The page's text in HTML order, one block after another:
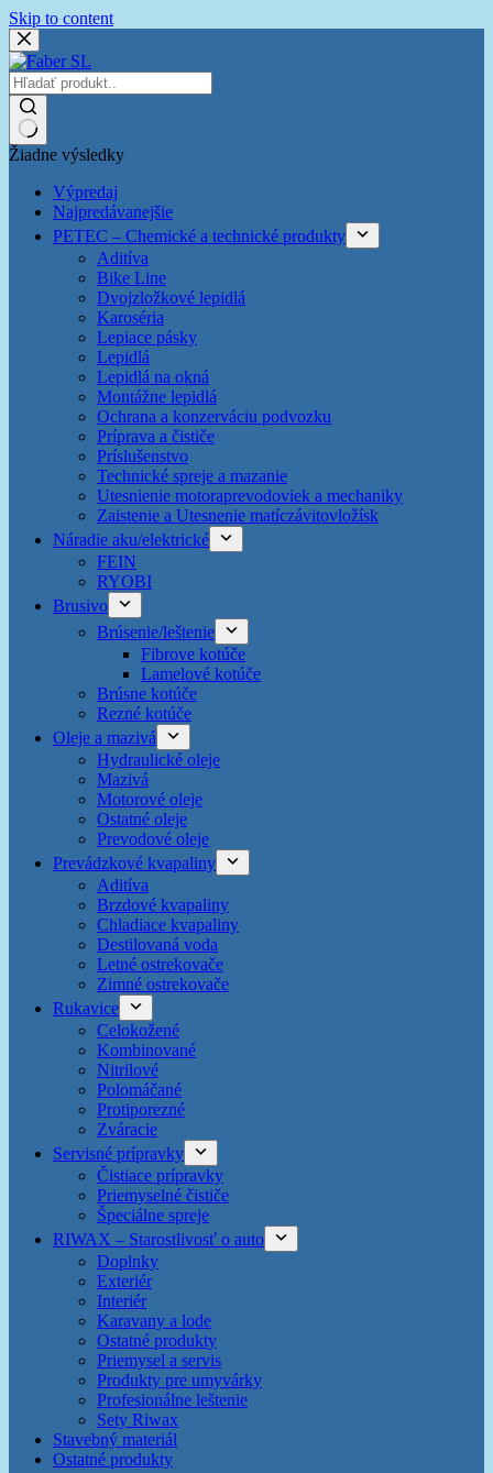
Skip to content
Žiadne výsledky
Výpredaj
Najpredávanejšie
PETEC – Chemické a technické produkty
Aditíva
Bike Line
Dvojzložkové lepidlá
Karoséria
Lepiace pásky
Lepidlá
Lepidlá na okná
Montážne lepidlá
Ochrana a konzerváciu podvozku
Príprava a čističe
Príslušenstvo
Technické spreje a mazanie
Utesnienie motoraprevodoviek a mechaniky
Zaistenie a Utesnenie matíczávitovložísk
Náradie aku/elektrické
FEIN
RYOBI
Brusivo
Brúsenie/leštenie
Fibrove kotúče
Lamelové kotúče
Brúsne kotúče
Rezné kotúče
Oleje a mazivá
Hydraulické oleje
Mazivá
Motorové oleje
Ostatné oleje
Prevodové oleje
Prevádzkové kvapaliny
Aditíva
Brzdové kvapaliny
Chladiace kvapaliny
Destilovaná voda
Letné ostrekovače
Zimné ostrekovače
Rukavice
Celokožené
Kombinované
Nitrilové
Polomáčané
Protiporezné
Zváracie
Servisné prípravky
Čistiace prípravky
Priemyselné čističe
Špeciálne spreje
RIWAX – Starostlivosť o auto
Doplnky
Exteriér
Interiér
Karavany a lode
Ostatné produkty
Priemysel a servis
Produkty pre umyvárky
Profesionálne leštenie
Sety Riwax
Stavebný materiál
Ostatné produkty